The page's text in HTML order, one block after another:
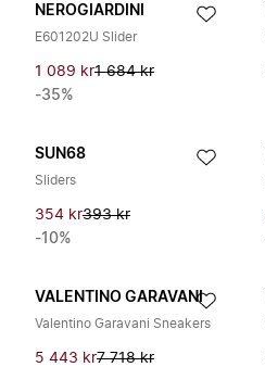
NEROGIARDINI
E601202U Slider
1 089 kr1 684 kr
-35%
SUN68
Sliders
354 kr393 kr
-10%
VALENTINO GARAVANI
Valentino Garavani Sneakers
5 443 kr7 718 kr